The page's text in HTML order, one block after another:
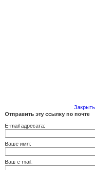
Отправить эту ссылку по почте
E-mail адресата:
Ваше имя:
Ваш e-mail: